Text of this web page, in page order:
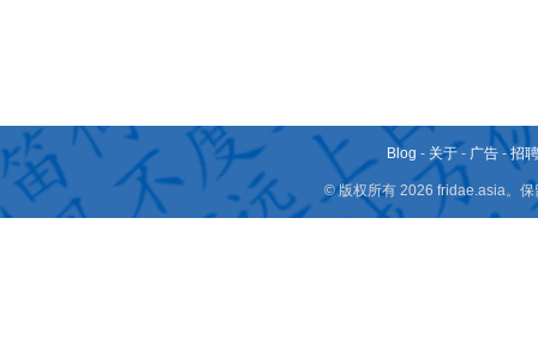
Blog - 关于 - 广告 -招
© 版权所有 2026 fridae.asia。